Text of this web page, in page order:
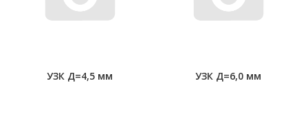
УЗК Д=4,5 мм УЗК Д=6,0 мм